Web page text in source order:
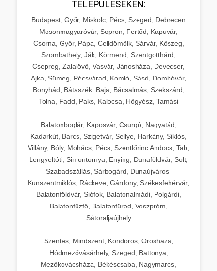
TELEPÜLÉSEKEN:
Budapest, Győr, Miskolc, Pécs, Szeged, Debrecen
Mosonmagyaróvár, Sopron, Fertőd, Kapuvár,
Csorna, Győr, Pápa, Celldömölk, Sárvár, Kőszeg,
Szombathely, Ják, Körmend, Szentgotthárd,
Csepreg, Zalalövő, Vasvár, Jánosháza, Devecser,
Ajka, Sümeg, Pécsvárad, Komló, Sásd, Dombóvár,
Bonyhád, Bátaszék, Baja, Bácsalmás, Szekszárd,
Tolna, Fadd, Paks, Kalocsa, Hőgyész, Tamási
Balatonboglár, Kaposvár, Csurgó, Nagyatád,
Kadarkút, Barcs, Szigetvár, Sellye, Harkány, Siklós,
Villány, Bóly, Mohács, Pécs, Szentlőrinc Andocs, Tab,
Lengyeltóti, Simontornya, Enying, Dunaföldvár, Solt,
Szabadszállás, Sárbogárd, Dunaújváros,
Kunszentmiklós, Ráckeve, Gárdony, Székesfehérvár,
Balatonföldvár, Siófok, Balatonalmádi, Polgárdi,
Balatonfűzfő, Balatonfüred, Veszprém,
Sátoraljaújhely
Szentes, Mindszent, Kondoros, Orosháza,
Hódmezővásárhely, Szeged, Battonya,
Mezőkovácsháza, Békéscsaba, Nagymaros,